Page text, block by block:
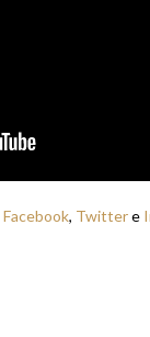
Facebook, Twittere